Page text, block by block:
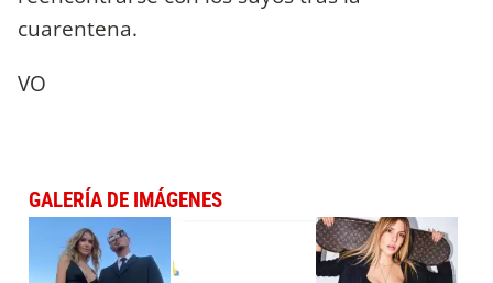
cuarentena.
VO
GALERÍA DE IMÁGENES